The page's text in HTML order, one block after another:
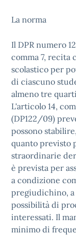
La norma
Il DPR numero
comma 7, recita
scolastico per
di ciascuno
almeno tre
L'articolo 14,
(DP122/09)
possono
quanto previsto
straordinarie
è prevista per
a condizione
pregiudichino, a
possibilità di
interessati. Il
minimo di